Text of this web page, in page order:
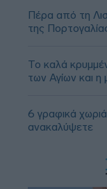
Πέρα από τη
της
Το καλά
των Αγίων και η
6 γραφικά
ανακαλύψετε